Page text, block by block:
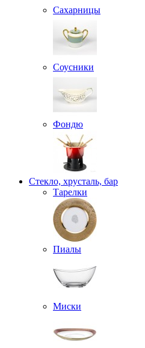
Сахарницы
Соусники
Фондю
Стекло, хрусталь, бар
Тарелки
Пиалы
Миски